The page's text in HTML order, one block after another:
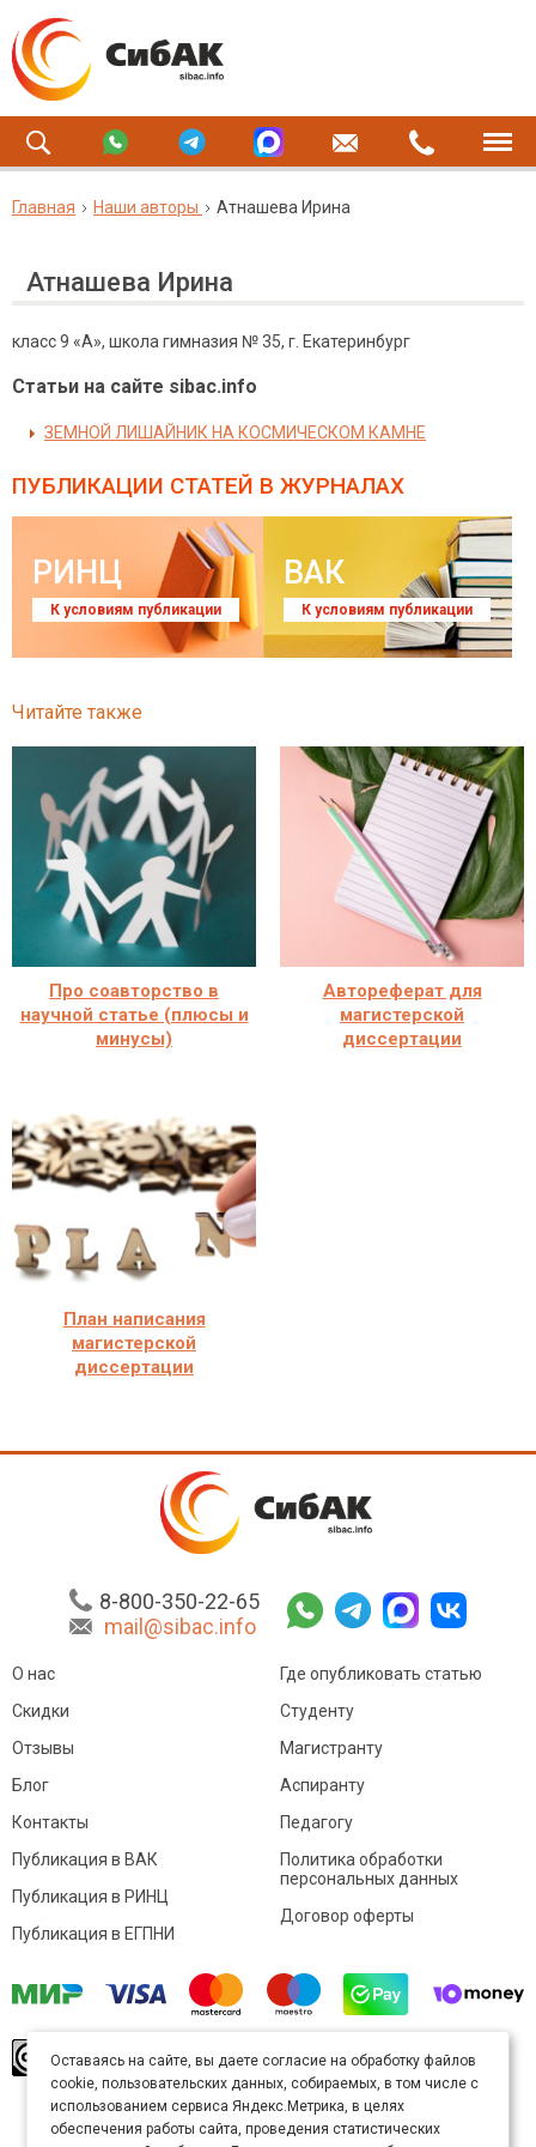
Главная Наши авторы Атнашева Ирина
Атнашева Ирина
класс 9 «А», школа гимназия № 35, г. Екатеринбург
Статьи на сайте sibac.info
ЗЕМНОЙ ЛИШАЙНИК НА КОСМИЧЕСКОМ КАМНЕ
ПУБЛИКАЦИИ СТАТЕЙ В ЖУРНАЛАХ
РИНЦ
К условиям публикации
ВАК
К условиям публикации
Читайте также
Про соавторство в
научной статье (плюсы и
минусы)
Автореферат для
магистерской
диссертации
План написания
магистерской
диссертации
8-800-350-22-65
mail@sibac.info
О нас
Скидки
Отзывы
Блог
Контакты
Где опубликовать статью
Студенту
Магистранту
Аспиранту
Педагогу
Публикация в ВАК
Публикация в РИНЦ
Публикация в ЕГПНИ
Политика обработки
персональных данных
Договор оферты
произведение доступно полицензии Creative
Commons «Attribution» («Атрибуция») 4.0
Непортированная.
Карта сайта
Оставаясь на сайте, вы даете согласие на обработку файлов
cookie, пользовательских данных, собираемых, в том числе с
использованием сервиса Яндекс.Метрика, в целях
обеспечения работы сайта, проведения статистических